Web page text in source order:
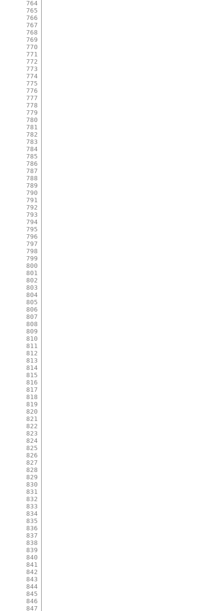
764
765
766
767
768
769
770
771
772
773
774
775
776
777
778
779
780
781
782
783
784
785
786
787
788
789
790
791
792
793
794
795
796
797
798
799
800
801
802
803
804
805
806
807
808
809
810
811
812
813
814
815
816
817
818
819
820
821
822
823
824
825
826
827
828
829
830
831
832
833
834
835
836
837
838
839
840
841
842
843
844
845
846
847